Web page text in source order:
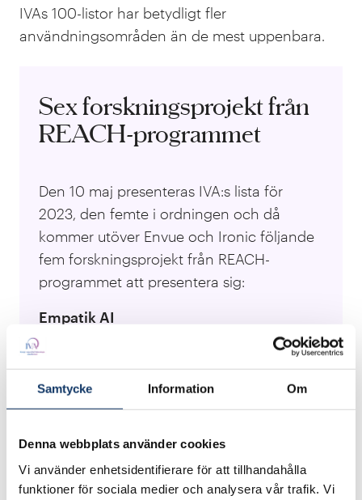
Samtycke Information Om
Denna webbplats använder cookies
Vi använder enhetsidentifierare för att tillhandahålla
funktioner för sociala medier och analysera vår trafik. Vi
IVAs 100-listor har betydligt fler
användningsområden än de mest uppenbara.
Sex forskningsprojekt från
REACH-programmet
Den 10 maj presenteras IVA:s lista för
2023, den femte i ordningen och då
kommer utöver Envue och Ironic följande
fem forskningsprojekt från REACH-
programmet att presentera sig:
Empatik AI
Utvecklar AI som förstår multimodala
mänskliga känslor och förbättrar
kommunikationen genom artificiell empati.
och icke-verbal kommunikation som
möjliggör en djupare förståelse av
dynamisk mänsklig kommunikation.